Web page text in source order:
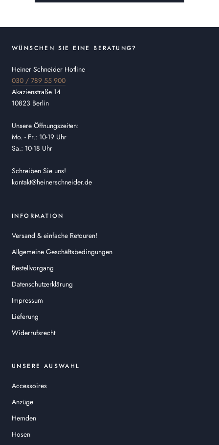
WÜNSCHEN SIE EINE BERATUNG?
Heiner Schneider Hotline
030 / 789 55 900
Akazienstraße 14
10823 Berlin
Unsere Öffnungszeiten:
Mo. - Fr.: 10-19 Uhr
Sa.: 10-18 Uhr
Schreiben Sie uns!
kontakt@heinerschneider.de
INFORMATION
Versand & einfache Retouren!
Allgemeine Geschäftsbedingungen
Bestellvorgang
Datenschutzerklärung
Impressum
Lieferung
Widerrufsrecht
UNSERE AUSWAHL
Accessoires
Anzüge
Hemden
Hosen